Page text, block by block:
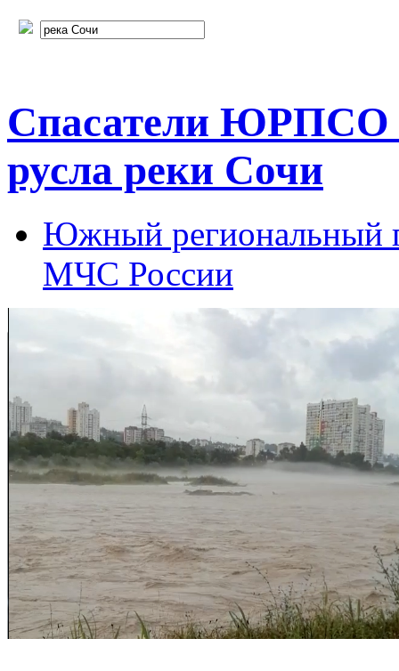
Спасатели ЮРПСО
русла реки Сочи
Южный региональный
МЧС России